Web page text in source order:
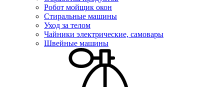
Робот мойщик окон
Стиральные машины
Уход за телом
Чайники электрические, самовары
Швейные машины